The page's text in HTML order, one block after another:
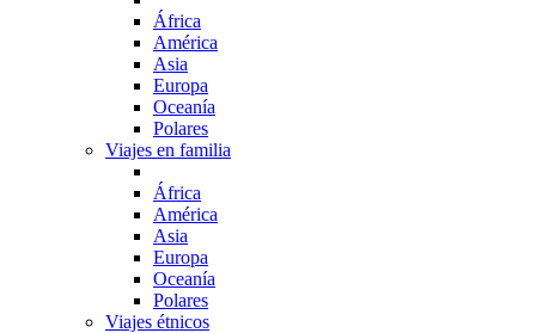
África
América
Asia
Europa
Oceanía
Polares
Viajes en familia
África
América
Asia
Europa
Oceanía
Polares
Viajes étnicos